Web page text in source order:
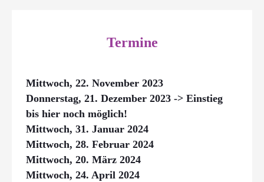
Termine
Mittwoch, 22. November 2023
Donnerstag, 21. Dezember 2023 -> Einstieg
bis hier noch möglich!
Mittwoch, 31. Januar 2024
Mittwoch, 28. Februar 2024
Mittwoch, 20. März 2024
Mittwoch, 24. April 2024